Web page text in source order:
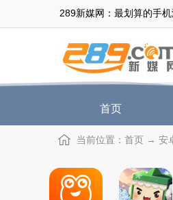
289新媒网：最划算的手
首页
当前位置： 首页 → 安